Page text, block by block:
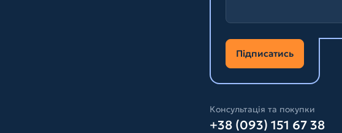
Підписатись
Консультація та покупки
+38 (093) 151 67 38